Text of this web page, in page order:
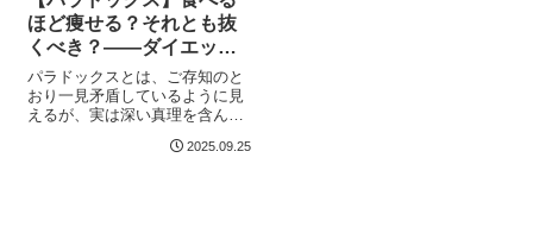
ほど痩せる？それとも抜
くべき？――ダイエット
の最大逆説
パラドックスとは、ご存知のと
おり一見矛盾しているように見
えるが、実は深い真理を含んで
2025.09.25